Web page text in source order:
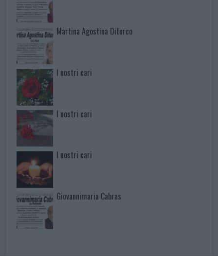
Martina Agostina Diturco
I nostri cari
I nostri cari
I nostri cari
Giovannimaria Cabras